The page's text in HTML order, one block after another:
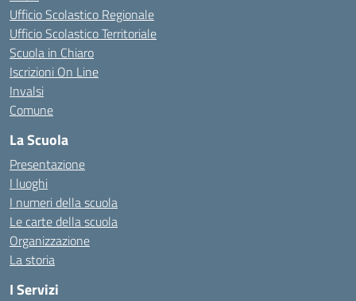
Ufficio Scolastico Regionale
Ufficio Scolastico Territoriale
Scuola in Chiaro
Iscrizioni On Line
Invalsi
Comune
La Scuola
Presentazione
I luoghi
I numeri della scuola
Le carte della scuola
Organizzazione
La storia
I Servizi